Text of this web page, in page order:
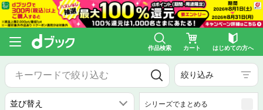
作品検索 カート はじめての方へ
絞り込み
シリーズでまとめる